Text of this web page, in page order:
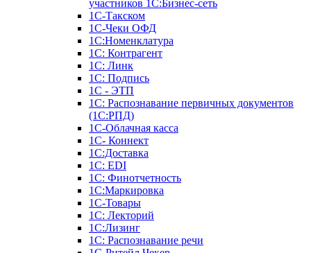
участников 1С:Бизнес-сеть
1С-Такском
1С-Чеки ОФД
1С:Номенклатура
1С: Контрагент
1С: Линк
1С: Подпись
1С - ЭТП
1С: Распознавание первичных документов
(1С:РПД)
1С-Облачная касса
1С- Коннект
1С:Доставка
1С: EDI
1С: Финотчетность
1С:Маркировка
1С-Товары
1С: Лекторий
1С:Лизинг
1С: Распознавание речи